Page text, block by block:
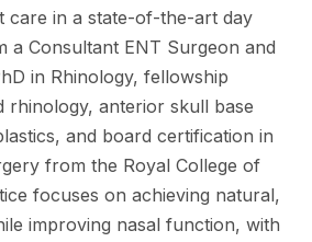
care in a state-of-the-art day
a Consultant ENT Surgeon and
in Rhinology, fellowship
rhinology, anterior skull base
and board certification in
from the Royal College of
focuses on achieving natural,
improving nasal function, with